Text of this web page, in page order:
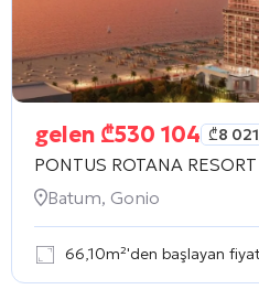
gelen ₾530 104 ₾8 021
PONTUS ROTANA
Batum, Gonio
66,10m²'den başlayan